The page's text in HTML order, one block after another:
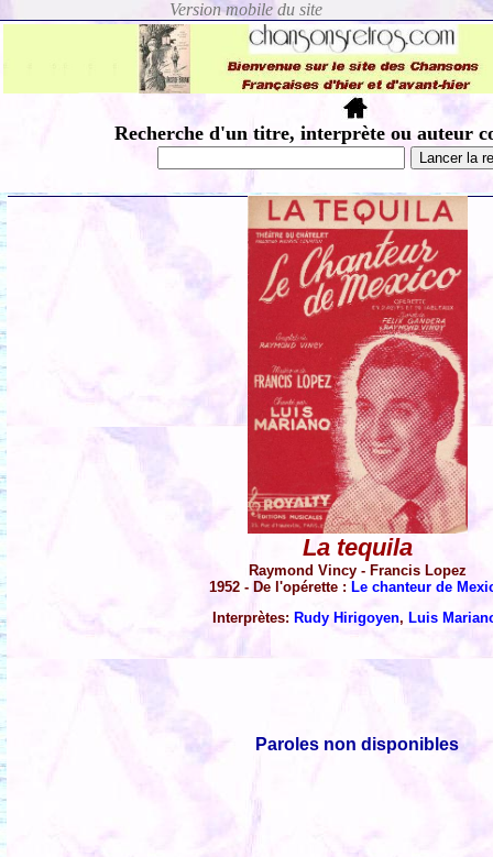
Recherche d'un titre, interprète ou auteur
La tequila
Raymond Vincy - Francis Lopez
1952 - De l'opérette :Le chanteur de
Interprètes:Rudy Hirigoyen,Luis
Paroles non disponibles